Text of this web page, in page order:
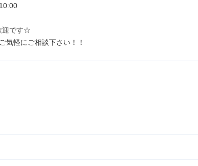
迎です☆
気軽にご相談下さい！！